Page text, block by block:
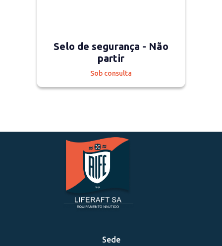
Selo de segurança - Não
partir
Sob consulta
Sede